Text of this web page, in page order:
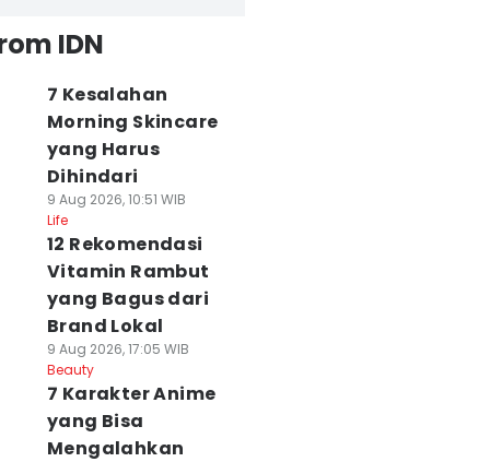
IDN
7 Kesalahan
Morning Skincare
yang Harus
Dihindari
9 Aug 2026, 10:51 WIB
Life
12 Rekomendasi
Vitamin Rambut
yang Bagus dari
Brand Lokal
9 Aug 2026, 17:05 WIB
Beauty
7 Karakter Anime
yang Bisa
Mengalahkan